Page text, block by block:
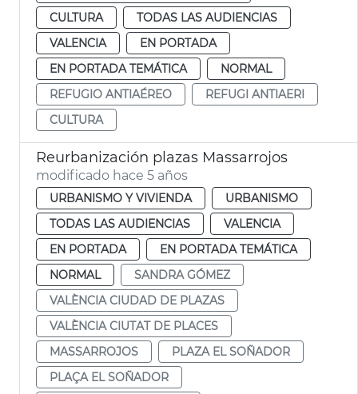
CULTURA
TODAS LAS AUDIENCIAS
VALENCIA
EN PORTADA
EN PORTADA TEMÁTICA
NORMAL
REFUGIO ANTIAÉREO
REFUGI ANTIAERI
CULTURA
Reurbanización plazas Massarrojos
modificado hace 5 años
URBANISMO Y VIVIENDA
URBANISMO
TODAS LAS AUDIENCIAS
VALENCIA
EN PORTADA
EN PORTADA TEMÁTICA
NORMAL
SANDRA GÓMEZ
VALÈNCIA CIUDAD DE PLAZAS
VALÈNCIA CIUTAT DE PLACES
MASSARROJOS
PLAZA EL SOÑADOR
PLAÇA EL SOÑADOR